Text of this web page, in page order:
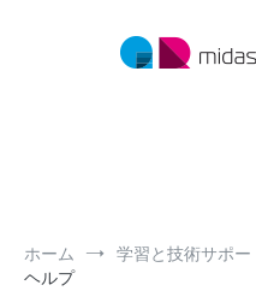
ホーム 学習と技術サポー
ヘルプ